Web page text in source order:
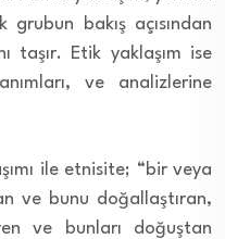
grubun bakış açısından
taşır. Etik yaklaşım ise
ve analizlerine
ile etnisite; “bir veya
ve bunu doğallaştıran,
ve bunları doğuştan